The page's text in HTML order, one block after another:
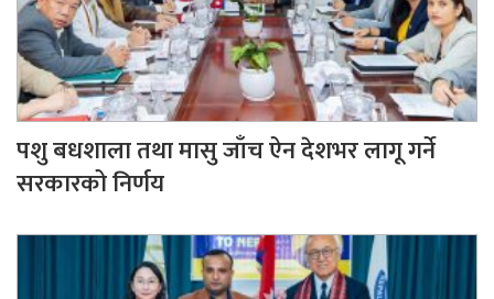
पशु बधशाला तथा मासु जाँच ऐन देशभर लागू गर्ने
सरकारको निर्णय